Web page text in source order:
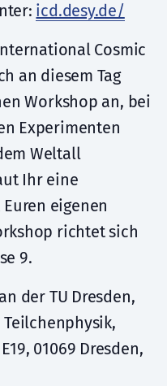
icd.desy.de/
Cosmic
an diesem Tag
Workshop an, bei
Experimenten
Weltall
Ihr eine
eigenen
richtet sich
9.
der TU Dresden,
01069 Dresden,